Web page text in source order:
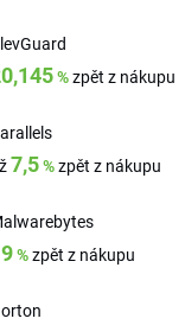
%zpět z nákupu
7,5%zpět z nákupu
%zpět z nákupu